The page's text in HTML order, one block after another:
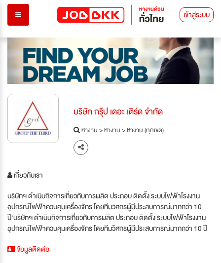
เข้าสู่ระบบ
บริษัท กรุ๊ป เดอะ เติร์ด จำกัด
หางาน>หางาน>หางาน (ทุกเขต)
เกี่ยวกับเรา
บริษัทฯ ดำเนินกิจการเกี่ยวกับการผลิต ประกอบ ติดตั้ง ระบบไฟฟ้าโรงงาน
อุปกรณ์ไฟฟ้าควบคุมเครื่องจักร โดยทีมวิศกรผู้มีประสบการณ์มากกว่า 10
ปี'บริษัทฯ ดำเนินกิจการเกี่ยวกับการผลิต ประกอบ ติดตั้ง ระบบไฟฟ้าโรงงาน
อุปกรณ์ไฟฟ้าควบคุมเครื่องจักร โดยทีมวิศกรผู้มีประสบการณ์มากกว่า 10 ปี
ข้อมูลติดต่อ